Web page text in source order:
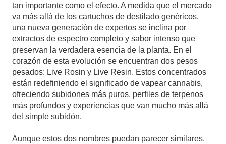
tan importante como el efecto. A medida que el mercado
va más allá de los cartuchos de destilado genéricos,
una nueva generación de expertos se inclina por
extractos de espectro completo y sabor intenso que
preservan la verdadera esencia de la planta. En el
corazón de esta evolución se encuentran dos pesos
pesados: Live Rosin y Live Resin. Estos concentrados
están redefiniendo el significado de vapear cannabis,
ofreciendo subidones más puros, perfiles de terpenos
más profundos y experiencias que van mucho más allá
del simple subidón.
Aunque estos dos nombres puedan parecer similares,